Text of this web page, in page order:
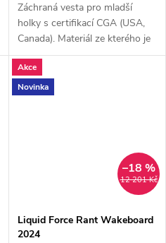
Záchraná vesta pro mladší
holky s certifikací CGA (USA,
Canada). Materiál ze kterého je
vesta vyrobena je vysoce
kvalitní a vestu dělá velmi...
Akce
Novinka
12 201 Kč
–18 %
Liquid Force Rant Wakeboard
2024